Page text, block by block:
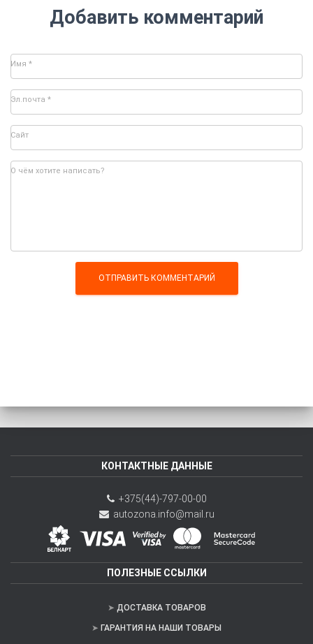
Добавить комментарий
Имя *
Эл.почта *
Сайт
О чём хотите написать?
КОНТАКТНЫЕ ДАННЫЕ
+375(44)-797-00-00
autozona.info@mail.ru
ПОЛЕЗНЫЕ ССЫЛКИ
ДОСТАВКА ТОВАРОВ
ГАРАНТИЯ НА НАШИ ТОВАРЫ